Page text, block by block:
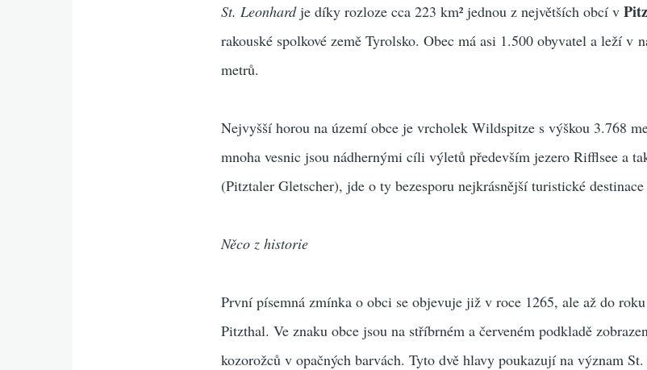
St. Leonhardje díky rozloze cca 223 km² jednou z největších obcí v
rakouské spolkové země Tyrolsko. Obec má asi 1.500 obyvatel a leží v
metrů.
Nejvyšší horou na území obce je vrcholek Wildspitze s výškou 3.768
mnoha vesnic jsou nádhernými cíli výletů především jezero Rifflsee a
(Pitztaler Gletscher), jde o ty bezesporu nejkrásnější turistické
Něco z historie
První písemná zmínka o obci se objevuje již v roce 1265, ale až do
Pitzthal. Ve znaku obce jsou na stříbrném a červeném podkladě
kozorožců v opačných barvách. Tyto dvě hlavy poukazují na význam